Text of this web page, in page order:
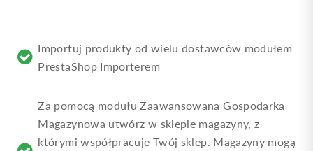
Importuj produkty od wielu dostawców modułem
PrestaShop Importerem
Za pomocą modułu Zaawansowana Gospodarka
Magazynowa utwórz w sklepie magazyny, z
którymi współpracuje Twój sklep. Magazyny mogą